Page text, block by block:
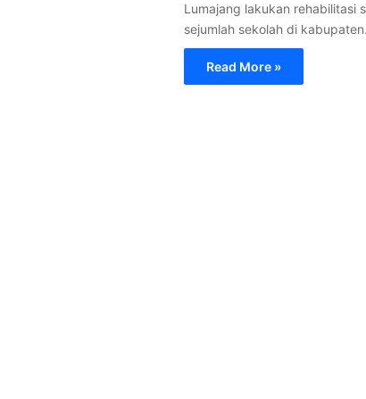
Lumajang lakukan rehabilitasi
sejumlah sekolah di
Read More »